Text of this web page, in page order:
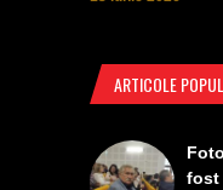
ARTICOLE
fost